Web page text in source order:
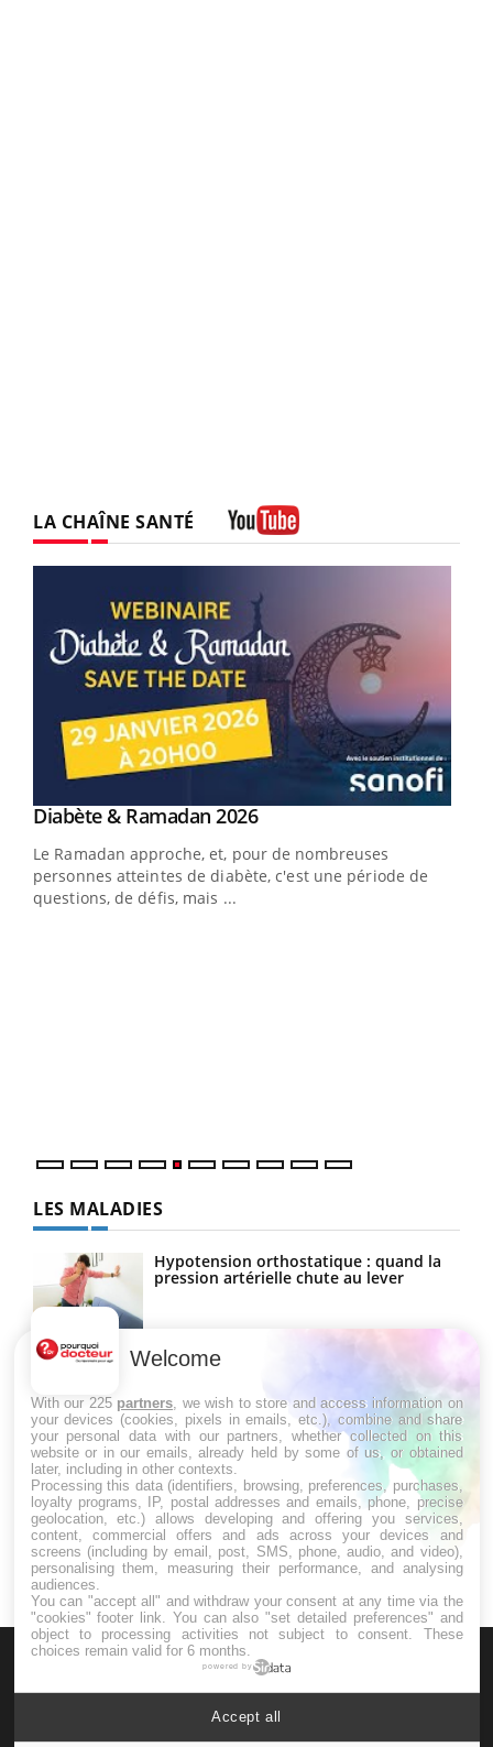
LA CHAÎNE SANTÉ
Youtube
Diabète & Ramadan 2026Youtube
Le Ramadan approche, et, pour de nombreuses
personnes atteintes de diabète, c'est une période de
questions, de défis, mais ...
LES MALADIES
Hypotension orthostatique : quand la
pression artérielle chute au lever
Drépanocytose : une déformation des
globules rouges aux conséquences
Maladie de Charcot (Sclérose latérale
amyotrophique)
Welcome
With our 225 partners , we wish to store and access information on
your devices (cookies, pixels in emails, etc.), combine and share
your personal data with our partners, whether collected on this
website or in our emails, already held by some of us, or obtained
later, including in other contexts.
Processing this data (identifiers, browsing, preferences, purchases,
loyalty programs, IP, postal addresses and emails, phone, precise
geolocation, etc.) allows developing and offering you services,
content, commercial offers and ads across your devices and
screens (including by email, post, SMS, phone, audio, and video),
personalising them, measuring their performance, and analysing
audiences.
You can "accept all" and withdraw your consent at any time via the
"cookies" footer link . You can also "set detailed preferences" and
object to processing activities not subject to consent. These
choices remain valid for 6 months.
powered by
Accept all